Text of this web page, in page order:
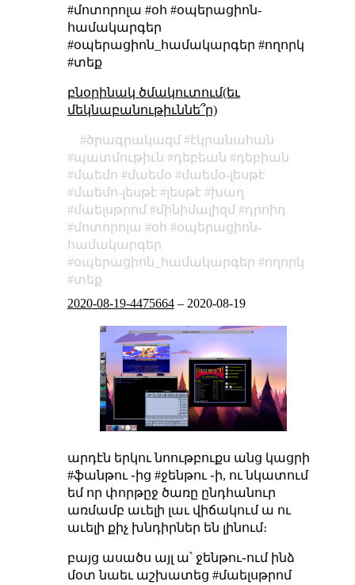
#մոտորոլա #օհ #օպերացիոն-
համակարգեր
#օպերացիոն_համակարգեր #ողորկ
#տեք
բնօրինակ ծմակուտում(եւ
մեկնաբանութիւննե՞ր)
ծրագրակազմ
էկրանահան
պատմութիւն
դեբեան
դեբիան
մաեմո
մաեմօ
մաեմօ-լեսթէ
մաեմո-լեսթէ
լեսթէ
խաղ
մաելսթրոմ
մինիմալիզմ
դրոիդ
մոտորոլա
օհ
օպերացիոն-
համակարգեր
օպերացիոն_համակարգեր
ողորկ
տեք
2020-08-19-4475664– 2020-08-19
արդէն երկու նոութբուքս անց կացրի
#ֆանթու ֊ից #ջենթու ֊ի, ու նկատում
եմ որ փորթըջ ծառը ընդհանուր
առմամբ աւելի լաւ վիճակում ա ու
աւելի քիչ խնդիրներ են լինում։
բայց ասածս այլ ա՝ ջենթու֊ում ինձ
մօտ նաեւ աշխատեց #մաելսթրոմ